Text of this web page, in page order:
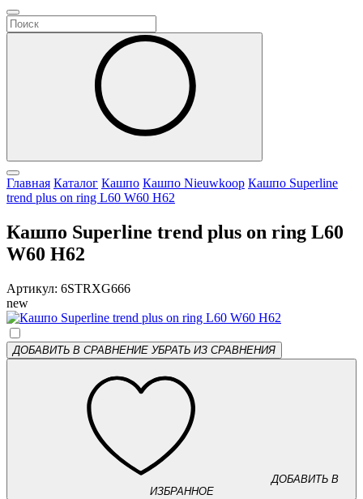
Главная Каталог Кашпо Кашпо Nieuwkoop Кашпо Superline
trend plus on ring L60 W60 H62
Кашпо Superline trend plus on ring L60
W60 H62
Артикул: 6STRXG666
new
ДОБАВИТЬ В СРАВНЕНИЕ УБРАТЬ ИЗ СРАВНЕНИЯ
ДОБАВИТЬ В
ИЗБРАННОЕ